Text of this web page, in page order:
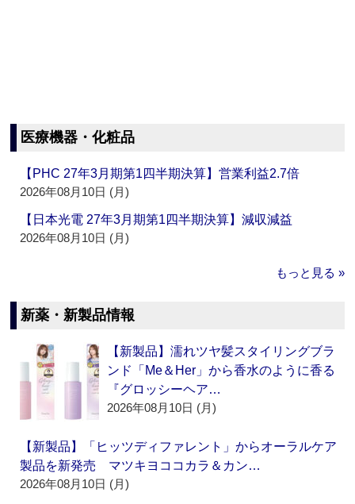
医療機器・化粧品
【PHC 27年3月期第1四半期決算】営業利益2.7倍
2026年08月10日 (月)
【日本光電 27年3月期第1四半期決算】減収減益
2026年08月10日 (月)
もっと見る »
新薬・新製品情報
【新製品】濡れツヤ髪スタイリングブラ
ンド「Me＆Her」から香水のように香る
『グロッシーヘア…
2026年08月10日 (月)
【新製品】「ヒッツディファレント」からオーラルケア
製品を新発売 マツキヨココカラ＆カン…
2026年08月10日 (月)